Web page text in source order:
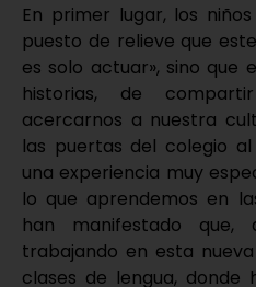
En primer lugar, los
puesto de relieve que
es solo actuar», sino que
historias, de
acercarnos a nuestra
las puertas del colegio
una experiencia muy
lo que aprendemos en
han manifestado que,
trabajando en esta
clases de lengua,